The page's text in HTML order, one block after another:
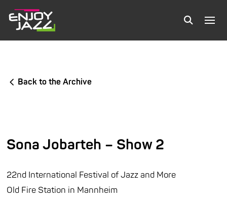
Back to the Archive
Sona Jobarteh – Show 2
22nd International Festival of Jazz and More
Old Fire Station in Mannheim